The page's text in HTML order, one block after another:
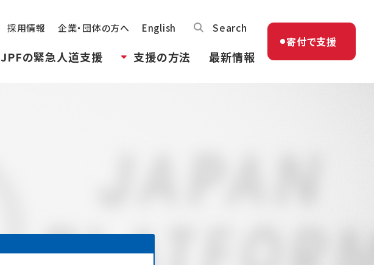
採用情報 企業・団体の方へ English Search
JPFの緊急人道支援 支援の方法 最新情報
寄付で支援